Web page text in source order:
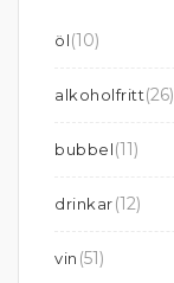
öl(10)
alkoholfritt(26)
bubbel(11)
drinkar(12)
vin (51)